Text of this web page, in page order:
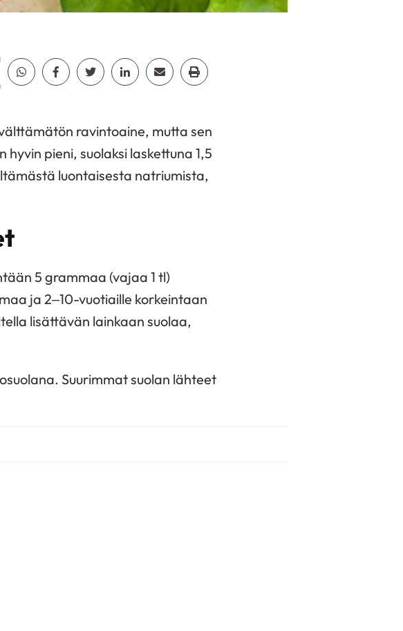
Jaa Whatsapp
Jaa Facebook
Jaa TwitterJaa LinkedinJaa EmailJaa Print
ravintoaine, mutta sen
pieni, suolaksi laskettuna 1,5
luontaisesta natriumista,
5 grammaa (vajaa 1 tl)
ja 2–10-vuotiaille korkeintaan
lisättävän lainkaan suolaa,
Suurimmat suolan lähteet